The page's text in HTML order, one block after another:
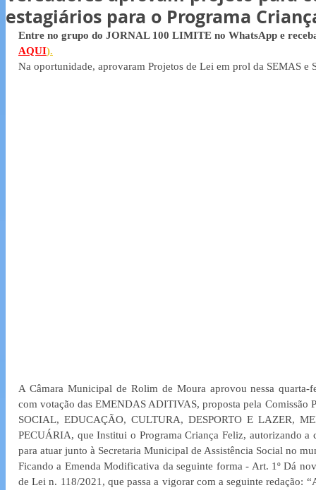
estagiários para o Programa
Entre no grupo do JORNAL 100 LIMITE no WhatsApp e
AQUI).
Na oportunidade, aprovaram Projetos de Lei em prol da SEMAS e
A Câmara Municipal de Rolim de Moura aprovou nessa
com votação das EMENDAS ADITIVAS, proposta pela Comissão
SOCIAL, EDUCAÇÃO, CULTURA, DESPORTO E LAZER,
PECUÁRIA, que Institui o Programa Criança Feliz, autorizando a
para atuar junto à Secretaria Municipal de Assistência Social no
Ficando a Emenda Modificativa da seguinte forma - Art. 1º Dá
de Lei n. 118/2021, que passa a vigorar com a seguinte redação: